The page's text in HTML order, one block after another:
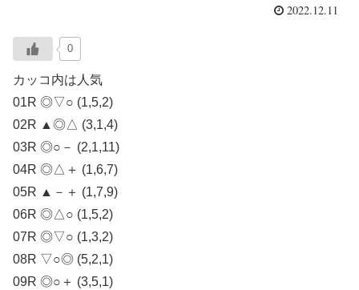
2022.12.11
0
カッコ内は人気
01R ◎▽○ (1,5,2)
02R ▲◎△ (3,1,4)
03R ◎○－ (2,1,11)
04R ◎△＋ (1,6,7)
05R ▲－＋ (1,7,9)
06R ◎△○ (1,5,2)
07R ◎▽○ (1,3,2)
08R ▽○◎ (5,2,1)
09R ◎○＋ (3,5,1)